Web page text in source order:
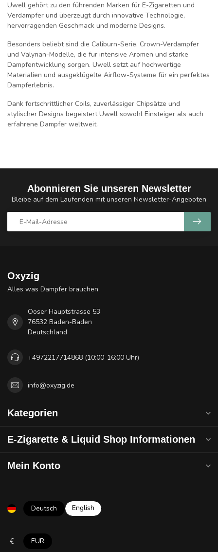
Uwell gehört zu den führenden Marken für E-Zigaretten und
Verdampfer und überzeugt durch innovative Technologie,
hervorragenden Geschmack und moderne Designs.
Besonders beliebt sind die Caliburn-Serie, Crown-Verdampfer
und Valyrian-Modelle, die für intensive Aromen und starke
Dampfentwicklung sorgen. Uwell setzt auf hochwertige
Materialien und ausgeklügelte Airflow-Systeme für ein perfektes
Dampferlebnis.
Dank fortschrittlicher Coils, zuverlässiger Chipsätze und
stylischer Designs begeistert Uwell sowohl Einsteiger als auch
erfahrene Dampfer weltweit.
Abonnieren Sie unseren Newsletter
Bleibe auf dem Laufenden mit unseren Newsletter-Angeboten
Oxyzig
Alles was Dampfer brauchen
Ooser Hauptstrasse 53
76532 Baden-Baden
Deutschland
+4972217714868 (10:00-16:00 Uhr)
info@oxyzig.de
Kategorien
E-Zigarette & Liquid Shop Informationen
Mein Konto
Deutsch English
€ EUR